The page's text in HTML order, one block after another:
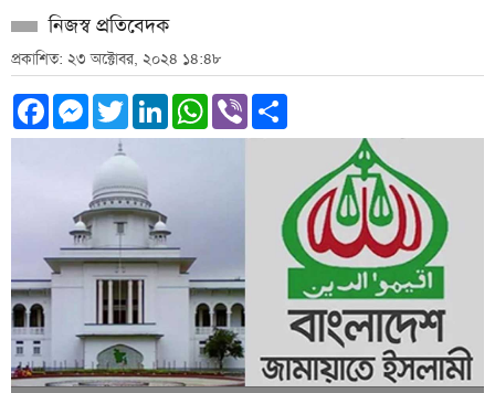
নিজস্ব প্রতিবেদক
প্রকাশিত: ২৩ অক্টোবর, ২০২৪ ১৪:৪৮
Facebook
Messenger
TwitterLinkedInWhatsApp
Viber